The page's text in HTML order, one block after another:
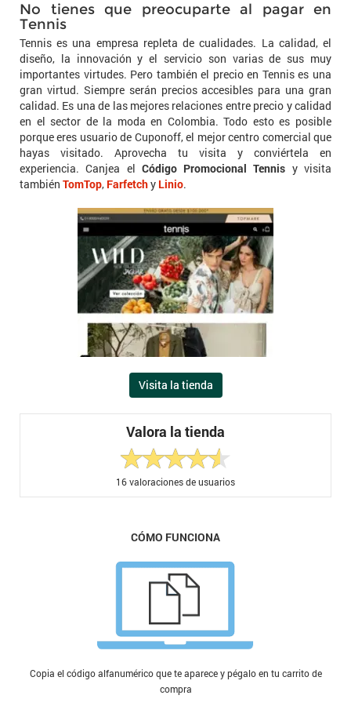
No tienes que preocuparte al pagar en
Tennis
Tennis es una empresa repleta de cualidades. La calidad, el
diseño, la innovación y el servicio son varias de sus muy
importantes virtudes. Pero también el precio en Tennis es una
gran virtud. Siempre serán precios accesibles para una gran
calidad. Es una de las mejores relaciones entre precio y calidad
en el sector de la moda en Colombia. Todo esto es posible
porque eres usuario de Cuponoff, el mejor centro comercial que
hayas visitado. Aprovecha tu visita y conviértela en
experiencia. Canjea el Código Promocional Tennis y visita
también TomTop, Farfetchy Linio.
Visita la tienda
Valora la tienda
16valoraciones de usuarios
CÓMO FUNCIONA
Copia el código alfanumérico que te aparece y pégalo en tu carrito de
compra